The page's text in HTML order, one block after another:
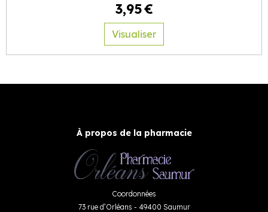
3,95€
Visualiser
À propos de la pharmacie
Coordonnées
73 rue d’Orléans - 49400 Saumur